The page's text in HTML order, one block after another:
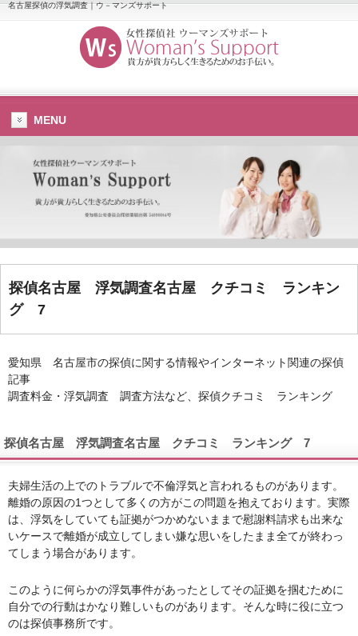
名古屋探偵の浮気調査｜ウ－マンズサポート
MENU
探偵名古屋 浮気調査名古屋 クチコミ ランキン
グ 7
愛知県 名古屋市の探偵に関する情報やインターネット関連の探偵
記事
調査料金・浮気調査 調査方法など、探偵クチコミ ランキング
探偵名古屋 浮気調査名古屋 クチコミ ランキング 7
夫婦生活の上でのトラブルで不倫浮気と言われるものがあります。
離婚の原因の1つとして多くの方がこの問題を抱えております。実際
は、浮気をしていても証拠がつかめないままで慰謝料請求も出来な
いケースで離婚が成立してしまい嫌な思いをしたまま全てが終わっ
てしまう場合があります。
このように何らかの浮気事件があったとしてその証拠を掴むために
自分での行動はかなり難しいものがあります。そんな時に役に立つ
のは探偵事務所です。